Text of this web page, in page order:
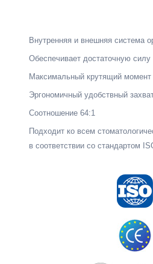
Внутренняя и внешняя система
Обеспечивает достаточную силу
Максимальный крутящий момент
Эргономичный удобствный
Соотношение 64:1
Подходит ко всем
в соответствии со стандартом